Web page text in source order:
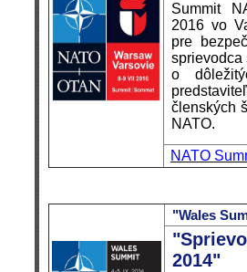
Summit
2016 vo
pre
sprievodca
o
členských
NATO.
NATO
"Wales
2014"